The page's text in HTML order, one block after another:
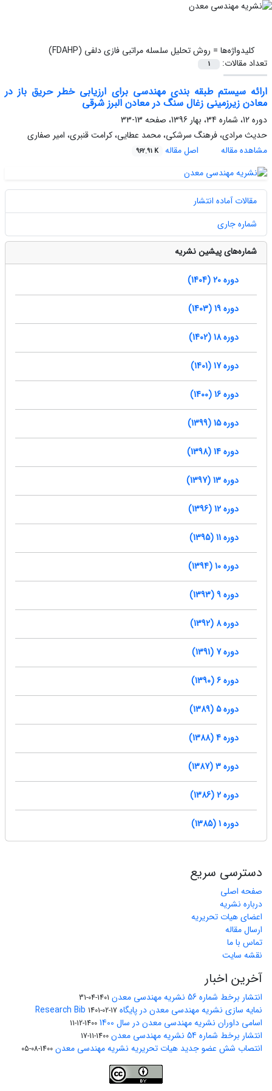
کلیدواژه‌ها = روش تحلیل سلسله مراتبی فازی دلفی (FDAHP)
تعداد مقالات:
1
ارائه سیستم طبقه بندی مهندسی برای ارزیابی خطر حریق باز در
معادن زیرزمینی زغال سنگ در معادن البرز شرقی
دوره 12، شماره 34، بهار 1396، صفحه
13-33
حدیث مرادی، فرهنگ سرشکی، محمد عطایی، کرامت قنبری، امیر صفاری
مشاهده مقاله
اصل مقاله 962.91 K
مقالات آماده انتشار
شماره جاری
شماره‌های پیشین نشریه
دوره 20 (1404)
دوره 19 (1403)
دوره 18 (1402)
دوره 17 (1401)
دوره 16 (1400)
دوره 15 (1399)
دوره 14 (1398)
دوره 13 (1397)
دوره 12 (1396)
دوره 11 (1395)
دوره 10 (1394)
دوره 9 (1393)
دوره 8 (1392)
دوره 7 (1391)
دوره 6 (1390)
دوره 5 (1389)
دوره 4 (1388)
دوره 3 (1387)
دوره 2 (1386)
دوره 1 (1385)
دسترسی سریع
صفحه اصلی
درباره نشریه
اعضای هیات تحریریه
ارسال مقاله
تماس با ما
نقشه سایت
آخرین اخبار
انتشار برخط شماره 56 نشریه مهندسی معدن 1401-04-31
نمایه سازی نشریه مهندسی معدن در پایگاه Research Bib 1401-02-17
اسامی داوران نشریه مهندسی معدن در سال 1400 1400-12-11
انتشار برخط شماره 54 نشریه مهندسی معدن 1400-11-17
انتصاب شش عضو جدید هیات تحریریه نشریه مهندسی معدن 1400-08-05